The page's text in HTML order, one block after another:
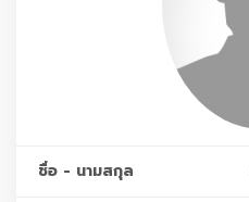
ชื่อ - นามสกุล